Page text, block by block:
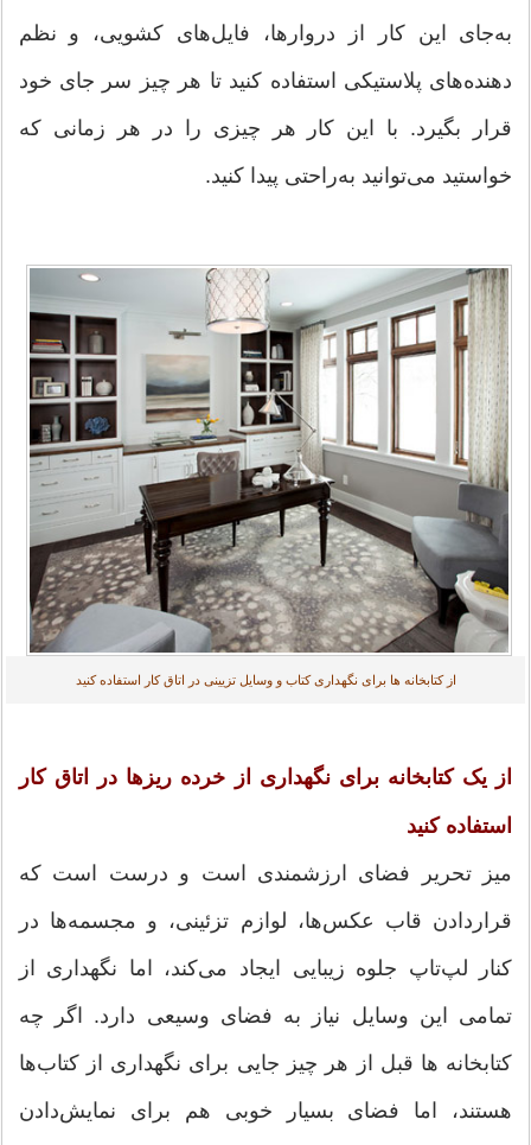
به‌جای این کار از دروارها، فایل‌های کشویی، و نظم
دهنده‌های پلاستیکی استفاده کنید تا هر چیز سر جای خود
قرار بگیرد. با این کار هر چیزی را در هر زمانی که
خواستید می‌توانید به‌راحتی پیدا کنید.
از کتابخانه ها برای نگهداری کتاب و وسایل تزیینی در اتاق کار استفاده کنید
از یک کتابخانه برای نگهداری از خرده ریزها در اتاق کار
استفاده کنید
میز تحریر فضای ارزشمندی است و درست است که
قراردادن قاب عکس‌ها، لوازم تزئینی، و مجسمه‌ها در
کنار لپ‌تاپ جلوه زیبایی ایجاد می‌کند، اما نگهداری از
تمامی این وسایل نیاز به فضای وسیعی دارد. اگر چه
کتابخانه ها قبل از هر چیز جایی برای نگهداری از کتاب‌ها
هستند، اما فضای بسیار خوبی هم برای نمایش‌دادن